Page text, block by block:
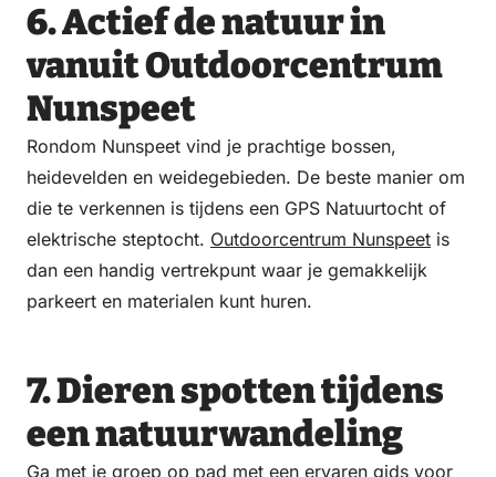
6. Actief de natuur in
vanuit Outdoorcentrum
Nunspeet
Rondom Nunspeet vind je prachtige bossen,
heidevelden en weidegebieden. De beste manier om
die te verkennen is tijdens een GPS Natuurtocht of
elektrische steptocht. Outdoorcentrum Nunspeet is
dan een handig vertrekpunt waar je gemakkelijk
parkeert en materialen kunt huren.
7. Dieren spotten tijdens
een natuurwandeling
Ga met je groep op pad met een ervaren gids voor